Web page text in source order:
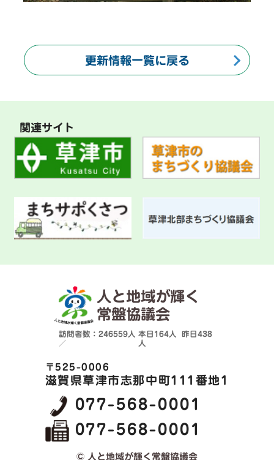
更新情報一覧に戻る
関連サイト
人と地域が輝く
常盤協議会
訪問者数：246559人
／
本日 164人 昨日438
人
〒525-0006
滋賀県草津市志那中町111番地1
077-568-0001
077-568-0001
© 人と地域が輝く常盤協議会